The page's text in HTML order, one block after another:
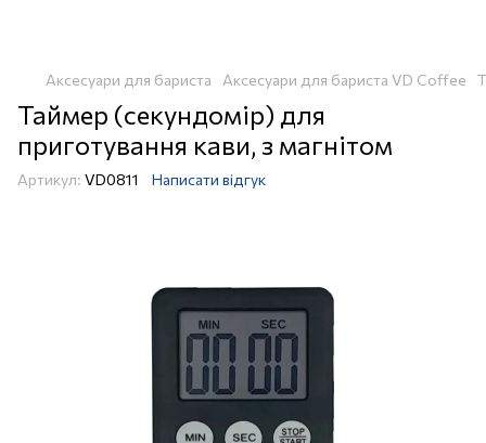
Аксесуари для бариста Аксесуари для бариста VD Coffee
Таймер (секундомір) для
приготування кави, з магнітом
Артикул: VD0811 Написати відгук